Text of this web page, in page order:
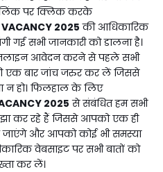
लिंक पर क्लिक करके
VACANCY 2025 की आधिकारिक
गई सभी जानकारी को डालना है।
आवेदन करने से पहले सभी
एक बार जांच जरुर कर लें जिससे
न हो। फिलहाल के लिए
2025 से संबंधित हम सभी
कर रहे हैं जिससे आपको एक ही
और आपको कोई भी समस्या
वेबसाइट पर सभी बातों को
कर लें।